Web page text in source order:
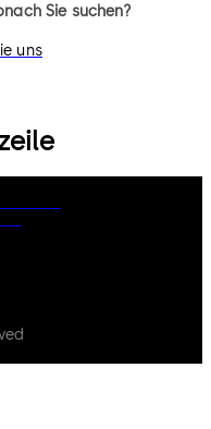
Sie suchen?
uns